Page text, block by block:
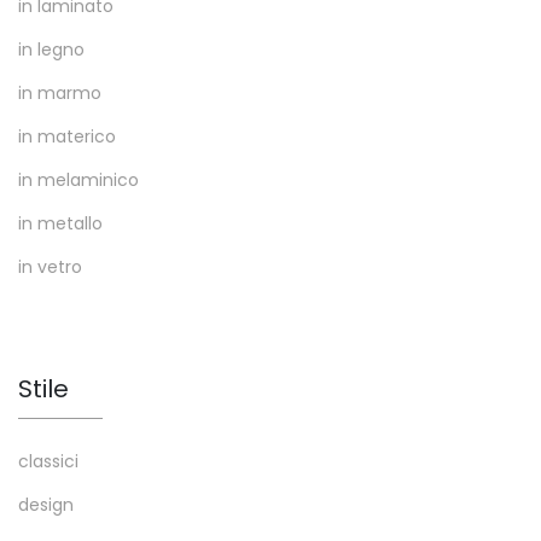
in laminato
in legno
in marmo
in materico
in melaminico
in metallo
in vetro
Stile
classici
design